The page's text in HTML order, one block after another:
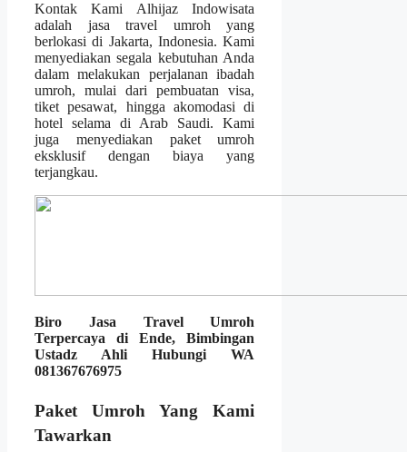
Kontak Kami Alhijaz Indowisata
adalah jasa travel umroh yang
berlokasi di Jakarta, Indonesia. Kami
menyediakan segala kebutuhan Anda
dalam melakukan perjalanan ibadah
umroh, mulai dari pembuatan visa,
tiket pesawat, hingga akomodasi di
hotel selama di Arab Saudi. Kami
juga menyediakan paket umroh
eksklusif dengan biaya yang
terjangkau.
Biro Jasa Travel Umroh
Terpercaya di Ende, Bimbingan
Ustadz Ahli Hubungi WA
081367676975
Paket Umroh Yang Kami
Tawarkan